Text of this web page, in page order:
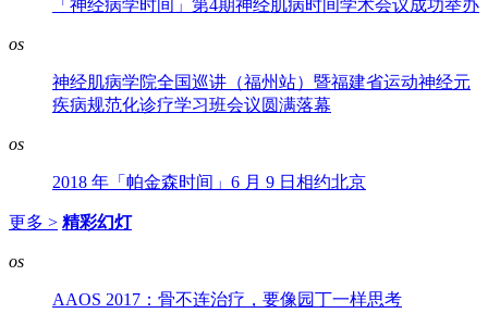
「神经病学时间」第4期神经肌病时间学术会议成功举办
os
神经肌病学院全国巡讲（福州站）暨福建省运动神经元
疾病规范化诊疗学习班会议圆满落幕
os
2018 年「帕金森时间」6 月 9 日相约北京
更多 > 精彩幻灯
os
AAOS 2017：骨不连治疗，要像园丁一样思考